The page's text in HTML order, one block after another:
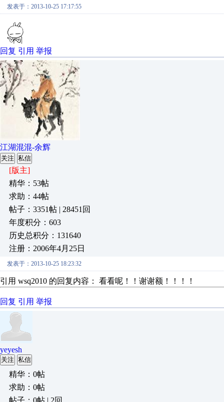
发表于：2013-10-25 17:17:55
回复 引用 举报
江湖混混-余辉
关注 私信
[版主]
精华：53帖
求助：44帖
帖子：3351帖 | 28451回
年度积分：603
历史总积分：131640
注册：2006年4月25日
发表于：2013-10-25 18:23:32
引用 wsq2010 的回复内容： 看看呢！！谢谢额！！！！
回复 引用 举报
yeyesh
关注 私信
精华：0帖
求助：0帖
帖子：0帖 | 2回